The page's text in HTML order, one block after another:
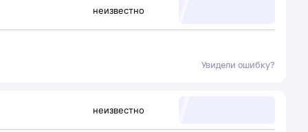
неизвестно
Увидели ошибку?
неизвестно